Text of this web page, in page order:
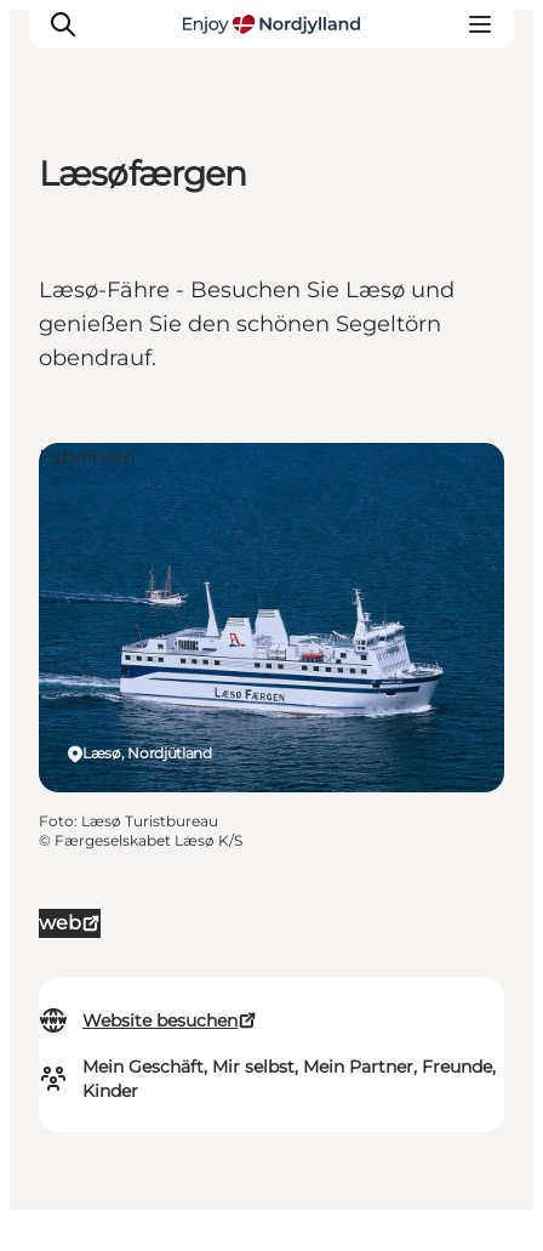
Destinationen
Guides
Veranstaltungen
Læsøfærgen
Læsø-Fähre - Besuchen Sie Læsø und
genießen Sie den schönen Segeltörn
obendrauf.
web
Website besuchen
Mein Geschäft, Mir selbst, Mein Partner, Freunde,
Kinder
Læsø, Nordjütland
Fährlinien
Foto: Læsø Turistbureau
© Færgeselskabet Læsø K/S